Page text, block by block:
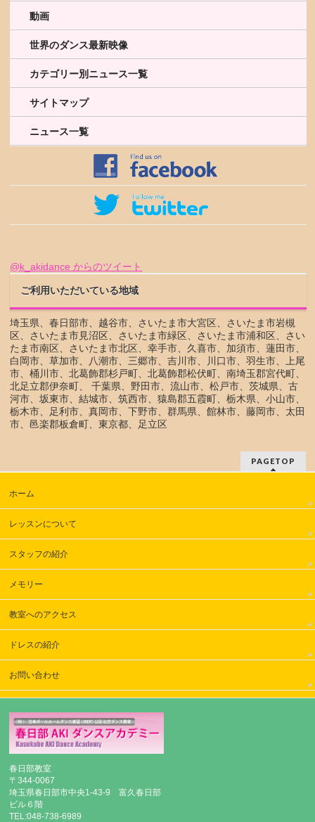
動画
世界のダンス最新映像
カテゴリー別ニュース一覧
サイトマップ
ニュース一覧
@k_akidance からのツイート
ご利用いただいている地域
埼玉県、春日部市、越谷市、さいたま市大宮区、さいたま市岩槻
区、さいたま市見沼区、さいたま市緑区、さいたま市浦和区、さい
たま市南区、さいたま市北区、幸手市、久喜市、加須市、蓮田市、
白岡市、草加市、八潮市、三郷市、吉川市、川口市、羽生市、上尾
市、桶川市、北葛飾郡杉戸町、北葛飾郡松伏町、南埼玉郡宮代町、
北足立郡伊奈町、 千葉県、野田市、流山市、松戸市、茨城県、古
河市、坂東市、結城市、筑西市、猿島郡五霞町、栃木県、小山市、
栃木市、足利市、真岡市、下野市、群馬県、館林市、藤岡市、太田
市、邑楽郡板倉町、東京都、足立区
PAGETOP
ホーム
レッスンについて
スタッフの紹介
メモリー
教室へのアクセス
ドレスの紹介
お問い合わせ
春日部教室
〒344-0067
埼玉県春日部市中央1-43-9 富久春日部
ビル６階
TEL:048-738-6989